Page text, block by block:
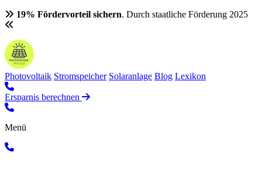
19% Fördervorteil sichern. Durch staatliche Förderung 2025
Photovoltaik Stromspeicher Solaranlage Blog Lexikon
Ersparnis berechnen
Menü